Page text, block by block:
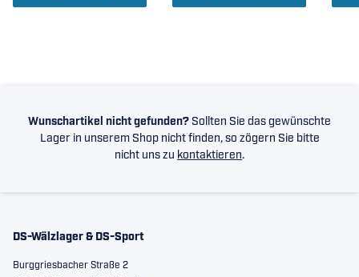
Wunschartikel nicht gefunden? Sollten Sie das gewünschte
Lager in unserem Shop nicht finden, so zögern Sie bitte
nicht uns zu kontaktieren.
DS-Wälzlager & DS-Sport
Burggriesbacher Straße 2